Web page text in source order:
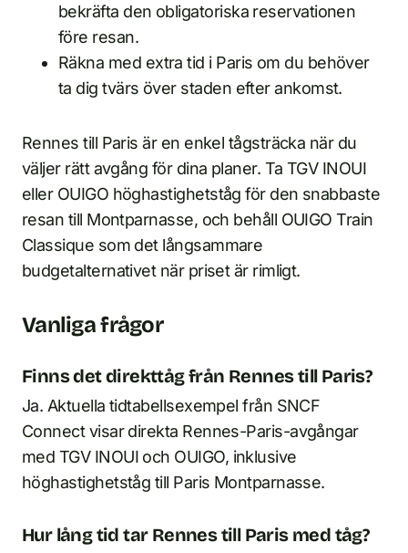
bekräfta den obligatoriska reservationen
före resan.
Räkna med extra tid i Paris om du behöver
ta dig tvärs över staden efter ankomst.
Rennes till Paris är en enkel tågsträcka när du
väljer rätt avgång för dina planer. Ta TGV INOUI
eller OUIGO höghastighetståg för den snabbaste
resan till Montparnasse, och behåll OUIGO Train
Classique som det långsammare
budgetalternativet när priset är rimligt.
Vanliga frågor
Finns det direkttåg från Rennes till Paris?
Ja. Aktuella tidtabellsexempel från SNCF
Connect visar direkta Rennes-Paris-avgångar
med TGV INOUI och OUIGO, inklusive
höghastighetståg till Paris Montparnasse.
Hur lång tid tar Rennes till Paris med tåg?